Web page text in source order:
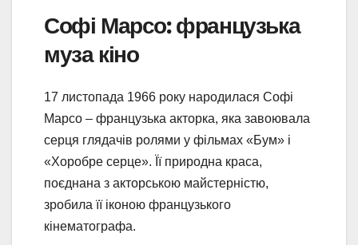
Софі Марсо: французька
муза кіно
17 листопада 1966 року народилася Софі
Марсо – французька акторка, яка завоювала
серця глядачів ролями у фільмах «Бум» і
«Хоробре серце». Її природна краса,
поєднана з акторською майстерністю,
зробила її іконою французького
кінематографа.